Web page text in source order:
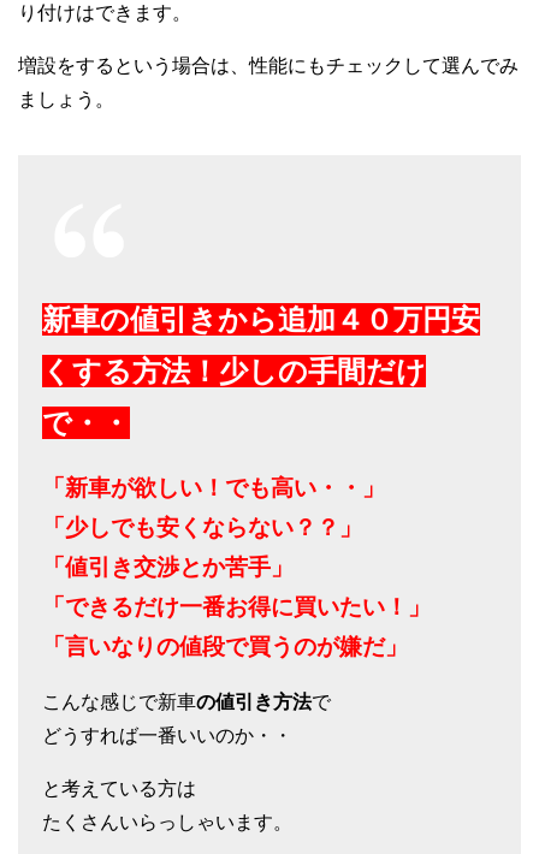
り付けはできます。
増設をするという場合は、性能にもチェックして選んでみ
ましょう。
新車の値引きから追加４０万円安
くする方法！少しの手間だけ
で・・
「新車が欲しい！でも高い・・」
「少しでも安くならない？？」
「値引き交渉とか苦手」
「できるだけ一番お得に買いたい！」
「言いなりの値段で買うのが嫌だ」
こんな感じで新車の値引き方法で
どうすれば一番いいのか・・
と考えている方は
たくさんいらっしゃいます。